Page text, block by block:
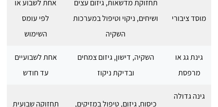
מוסד ציבורי
תחזוקת מדשאות, גיזום עצים
ושיחים, ניקוי וטיפול במערכות
השקיה
אחת לשבוע או
לפי עומס
השימוש
גינת גג או
מרפסת
השקיה, דישון, גיזום צמחים
ובדיקת ניקוז
אחת לשבועיים
עד חודש
גינה גדולה
כיסוח, גיזום, טיפול במזיקים,
תחזוקה שבועית